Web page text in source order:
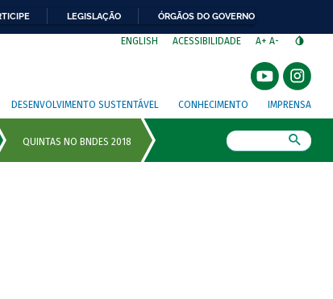
LEGISLAÇÃO ÓRGÃOS DO GOVERNO
ENGLISH ACESSIBILIDADE A+ A-
DESENVOLVIMENTO SUSTENTÁVEL CONHECIMENTO IMPRENSA